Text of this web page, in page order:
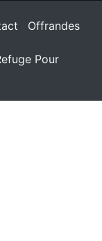
Offrandes
Pour